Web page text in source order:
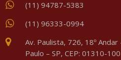
(11) 94787-5383
(11) 96333-0994
Av. Paulista, 726, 18º Andar
Paulo – SP, CEP: 01310-100